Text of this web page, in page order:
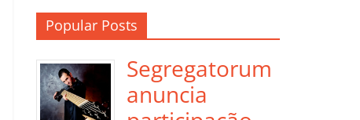
Popular Posts
Segregatorum
anuncia